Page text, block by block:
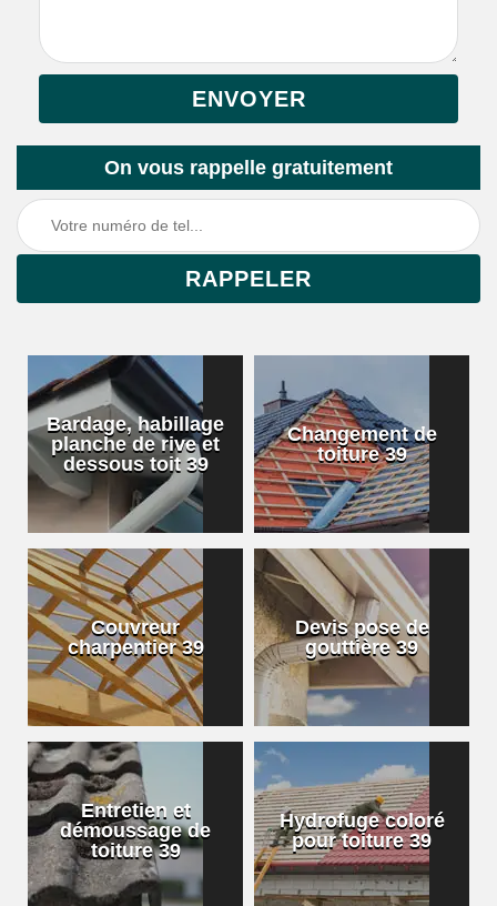
On vous rappelle gratuitement
Bardage, habillage
planche de rive et
dessous toit 39
Changement de
toiture 39
Couvreur
charpentier 39
Devis pose de
gouttière 39
Entretien et
démoussage de
toiture 39
Hydrofuge coloré
pour toiture 39